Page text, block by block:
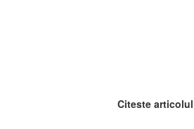
Citeste